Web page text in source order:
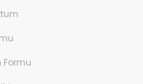
Formu